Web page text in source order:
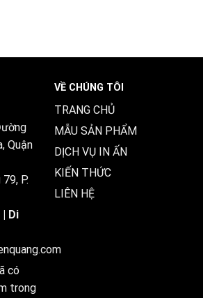
Diện
Doanh
Nghiệp
–
lượng
tranh
Quận
P.
| Di
có
trong
VỀ CHÚNG TÔI
TRANG CHỦ
MẪU SẢN PHẨM
DỊCH VỤ IN ẤN
KIẾN THỨC
LIÊN HỆ